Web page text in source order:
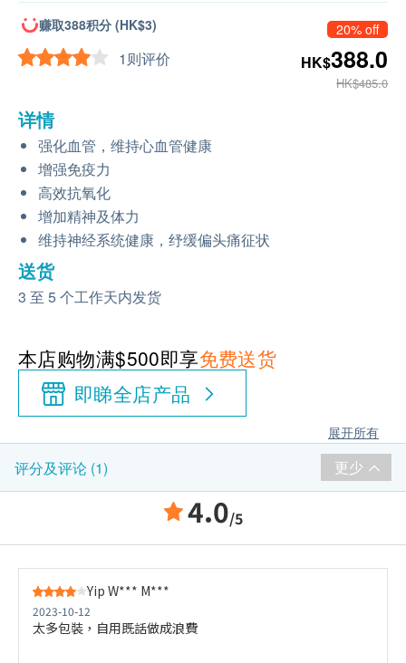
赚取388积分 (HK$3)
1则评价
20% off
HK$388.0
HK$485.0
详情
强化血管，维持心血管健康
增强免疫力
高效抗氧化
增加精神及体力
维持神经系统健康，纾缓偏头痛征状
送货
3 至 5 个工作天内发货
本店购物满$500即享免费送货
即睇全店产品
展开所有
评分及评论 (1) 更少
4.0/5
Yip W*** M***
2023-10-12
太多包裝，自用既話做成浪費